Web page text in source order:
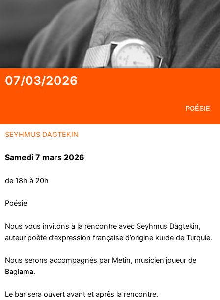
07/03/2026
POÉSIE
SEYHMUS DAGTEKIN
Samedi 7 mars 2026
de 18h à 20h
Poésie
Nous vous invitons à la rencontre avec Seyhmus Dagtekin,
auteur poète d’expression française d’origine kurde de Turquie.
Nous serons accompagnés par Metin, musicien joueur de
Baglama.
Le bar sera ouvert avant et après la rencontre.